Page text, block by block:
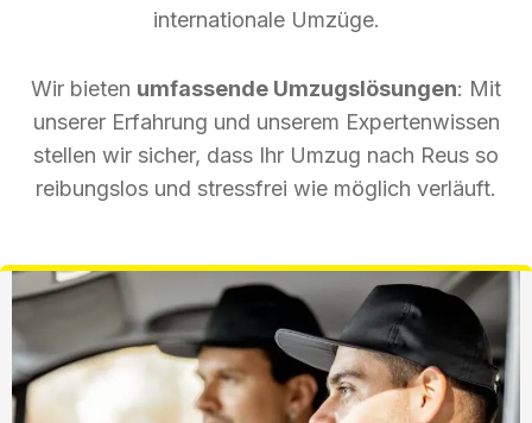
internationale Umzüge.
Wir bieten umfassende Umzugslösungen: Mit
unserer Erfahrung und unserem Expertenwissen
stellen wir sicher, dass Ihr Umzug nach Reus so
reibungslos und stressfrei wie möglich verläuft.